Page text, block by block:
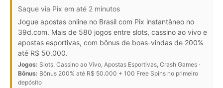
Saque via Pix em até 2 minutos
Jogue apostas online no Brasil com Pix instantâneo no
39d.com. Mais de 580 jogos entre slots, cassino ao vivo e
apostas esportivas, com bônus de boas-vindas de 200%
até R$ 50.000.
Jogos: Slots, Cassino ao Vivo, Apostas Esportivas, Crash Games ·
Bônus: Bônus 200% até R$ 50.000 + 100 Free Spins no primeiro
depósito